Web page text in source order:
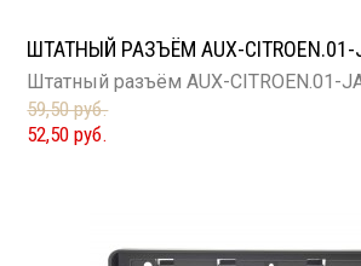
ШТАТНЫЙ РАЗЪЁМ AUX-CITROEN.01-
Штатный разъём AUX-CITROEN.01-
59,50 руб.
52,50 руб.